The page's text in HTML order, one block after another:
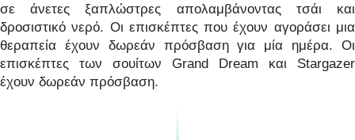
σε άνετες ξαπλώστρες απολαμβάνοντας τσάι και
δροσιστικό νερό. Οι επισκέπτες που έχουν αγοράσει μια
θεραπεία έχουν δωρεάν πρόσβαση για μία ημέρα. Οι
επισκέπτες των σουίτων Grand Dream και Stargazer
έχουν δωρεάν πρόσβαση.